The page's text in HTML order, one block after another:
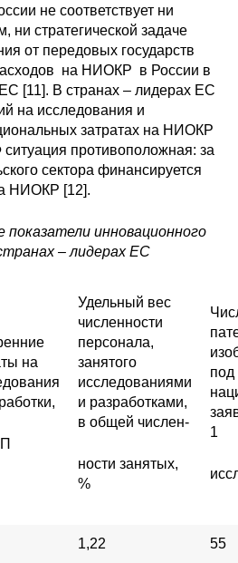
не соответствует ни
ни стратегической задаче
от передовых государств
на НИОКР в России в
[11]. В странах – лидерах ЕС
на исследования и
затратах на НИОКР
противоположная: за
сектора финансируется
НИОКР [12].
инновационного
– лидерах ЕС
на
Удельный вес
численности
персонала,
занятого
исследованиями
и разработками,
в общей числен-
ности занятых,
%
под
1
1,22 55